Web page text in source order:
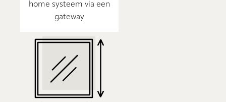
home systeem via een
gateway